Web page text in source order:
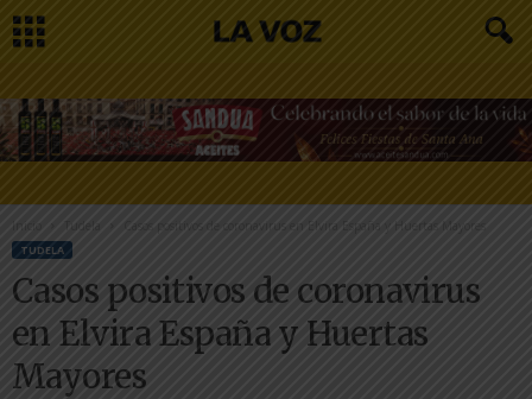
Inicio Tudela Casos positivos de coronavirus en Elvira España y Huertas Mayores
TUDELA
Casos positivos de coronavirus
en Elvira España y Huertas
Mayores